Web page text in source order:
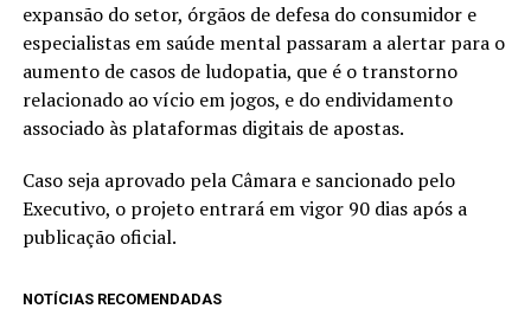
expansão do setor, órgãos de defesa do consumidor e
especialistas em saúde mental passaram a alertar para o
aumento de casos de ludopatia, que é o transtorno
relacionado ao vício em jogos, e do endividamento
associado às plataformas digitais de apostas.
Caso seja aprovado pela Câmara e sancionado pelo
Executivo, o projeto entrará em vigor 90 dias após a
publicação oficial.
NOTÍCIAS RECOMENDADAS